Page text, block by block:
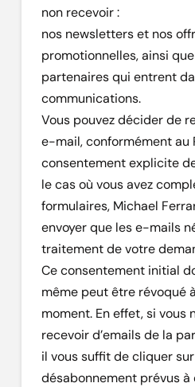
non recevoir :
nos newsletters et nos
promotionnelles, ainsi
partenaires qui entrent
communications.
Vous pouvez décider de
e-mail, conformément au
consentement explicite
le cas où vous avez
formulaires, Michael
envoyer que les e-mails
traitement de votre
Ce consentement initial
même peut être révoqué
moment. En effet, si vous
recevoir d’emails de la
il vous suffit de cliquer
désabonnement prévus